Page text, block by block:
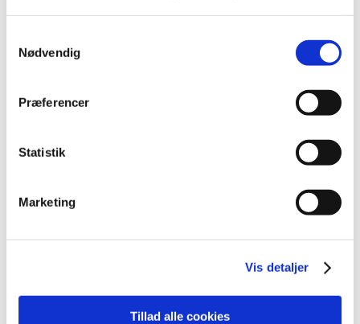
Nødvendig
Præferencer
Statistik
Marketing
Vis detaljer
Tillad alle cookies
Vores TV-inspektion gør, at vi kan lokalisere eventuelle
gravearbejde, eller så vi kan grave helt præcist, hvilket
Hvis du har brug for kloakservice, herunder TV-
Hyrup Maskinstation A/S for lave en aftale eller for at
få et uforpligtende tilbud.
Kontakt